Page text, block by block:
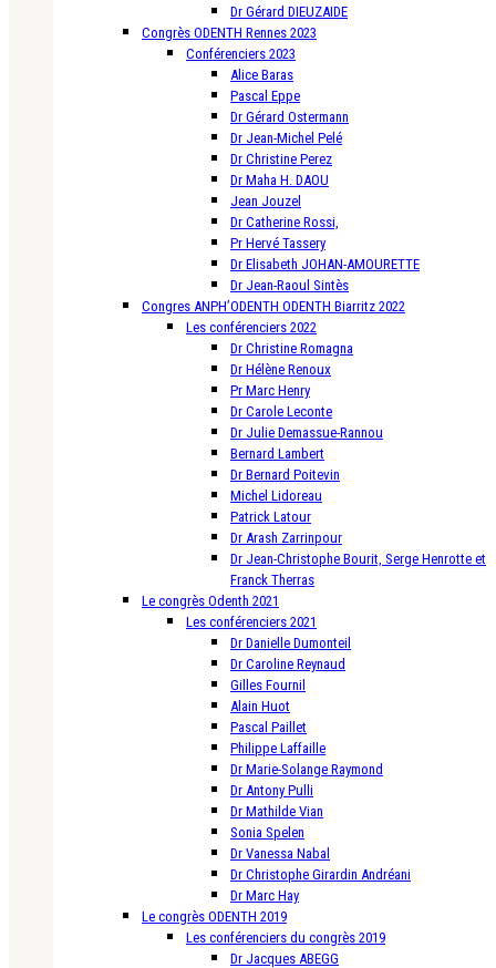
Dr Gérard DIEUZAIDE
Congrès ODENTH Rennes 2023
Conférenciers 2023
Alice Baras
Pascal Eppe
Dr Gérard Ostermann
Dr Jean-Michel Pelé
Dr Christine Perez
Dr Maha H. DAOU
Jean Jouzel
Dr Catherine Rossi,
Pr Hervé Tassery
Dr Elisabeth JOHAN-AMOURETTE
Dr Jean-Raoul Sintès
Congres ANPH’ODENTH ODENTH Biarritz 2022
Les conférenciers 2022
Dr Christine Romagna
Dr Hélène Renoux
Pr Marc Henry
Dr Carole Leconte
Dr Julie Demassue-Rannou
Bernard Lambert
Dr Bernard Poitevin
Michel Lidoreau
Patrick Latour
Dr Arash Zarrinpour
Dr Jean-Christophe Bourit, Serge Henrotte et
Franck Therras
Le congrès Odenth 2021
Les conférenciers 2021
Dr Danielle Dumonteil
Dr Caroline Reynaud
Gilles Fournil
Alain Huot
Pascal Paillet
Philippe Laffaille
Dr Marie-Solange Raymond
Dr Antony Pulli
Dr Mathilde Vian
Sonia Spelen
Dr Vanessa Nabal
Dr Christophe Girardin Andréani
Dr Marc Hay
Le congrès ODENTH 2019
Les conférenciers du congrès 2019
Dr Jacques ABEGG